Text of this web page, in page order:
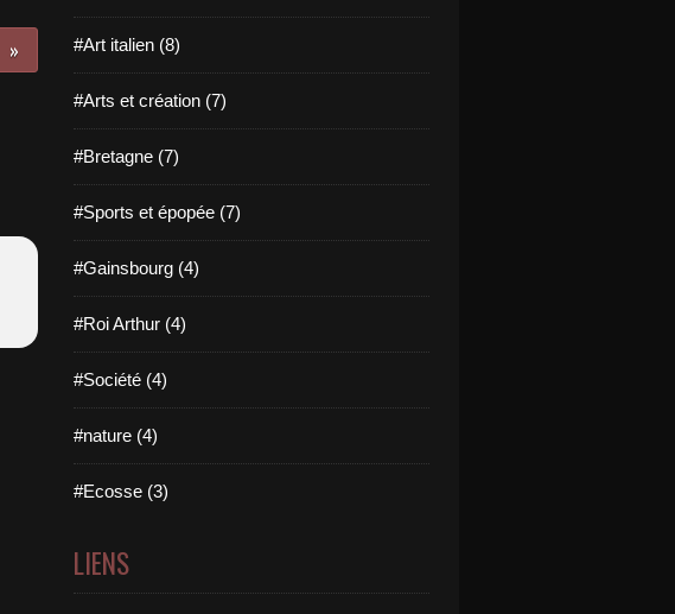
#Art italien (8)
#Arts et création (7)
#Bretagne (7)
#Sports et épopée (7)
#Gainsbourg (4)
#Roi Arthur (4)
#Société (4)
#nature (4)
#Ecosse (3)
LIENS